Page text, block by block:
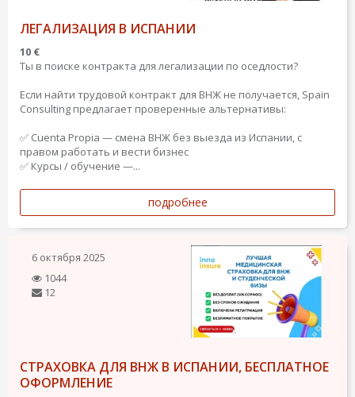
ЛЕГАЛИЗАЦИЯ В ИСПАНИИ
10 €
Ты в поиске контракта для легализации по оседлости?
Если найти трудовой контракт для ВНЖ не получается, Spain
Consulting предлагает проверенные альтернативы:
✅ Cuenta Propia — смена ВНЖ без выезда из Испании, с
правом работать и вести бизнес
✅ Курсы / обучение —...
подробнее
6 октября 2025
1044
12
СТРАХОВКА ДЛЯ ВНЖ В ИСПАНИИ, БЕСПЛАТНОЕ
ОФОРМЛЕНИЕ